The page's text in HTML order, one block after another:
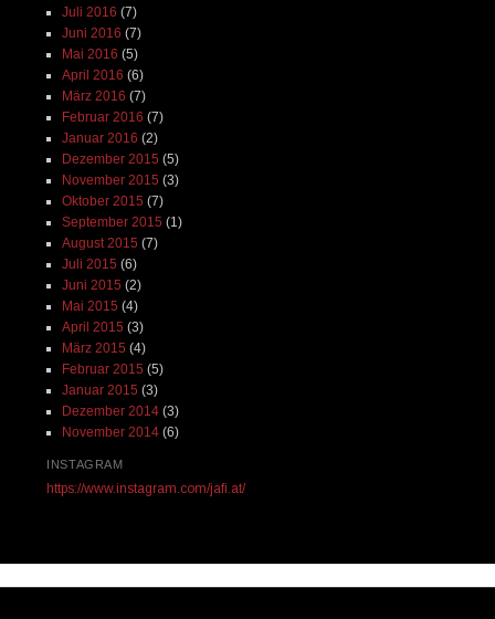
Juli 2016 (7)
Juni 2016 (7)
Mai 2016 (5)
April 2016 (6)
März 2016 (7)
Februar 2016 (7)
Januar 2016 (2)
Dezember 2015 (5)
November 2015 (3)
Oktober 2015 (7)
September 2015 (1)
August 2015 (7)
Juli 2015 (6)
Juni 2015 (2)
Mai 2015 (4)
April 2015 (3)
März 2015 (4)
Februar 2015 (5)
Januar 2015 (3)
Dezember 2014(3)
November 2014(6)
INSTAGRAM
https://www.instagram.com/jafi.at/